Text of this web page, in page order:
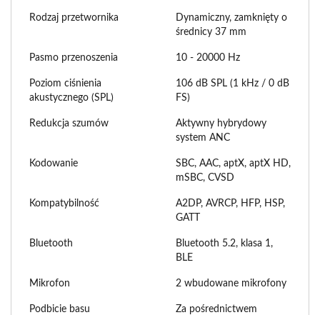
Rodzaj przetwornika
Dynamiczny, zamknięty o
średnicy 37 mm
Pasmo przenoszenia 10 - 20000 Hz
Poziom ciśnienia
akustycznego (SPL)
106 dB SPL (1 kHz / 0 dB
FS)
Redukcja szumów
Aktywny hybrydowy
system ANC
Kodowanie
SBC, AAC, aptX, aptX HD,
mSBC, CVSD
Kompatybilność
A2DP, AVRCP, HFP, HSP,
GATT
Bluetooth
Bluetooth 5.2, klasa 1,
BLE
Mikrofon 2 wbudowane mikrofony
Podbicie basu
Za pośrednictwem